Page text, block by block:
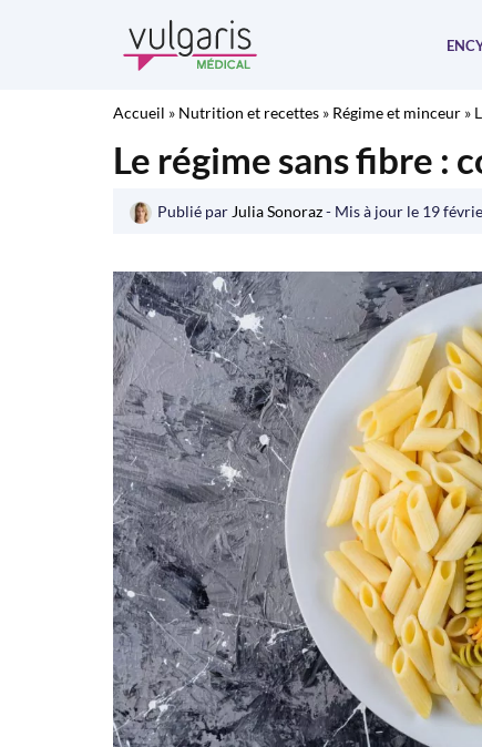
Accueil » Nutrition et recettes » Régime et minceur »
Le régime sans fibre :
Publié par Julia Sonoraz- Mis à jour le 19